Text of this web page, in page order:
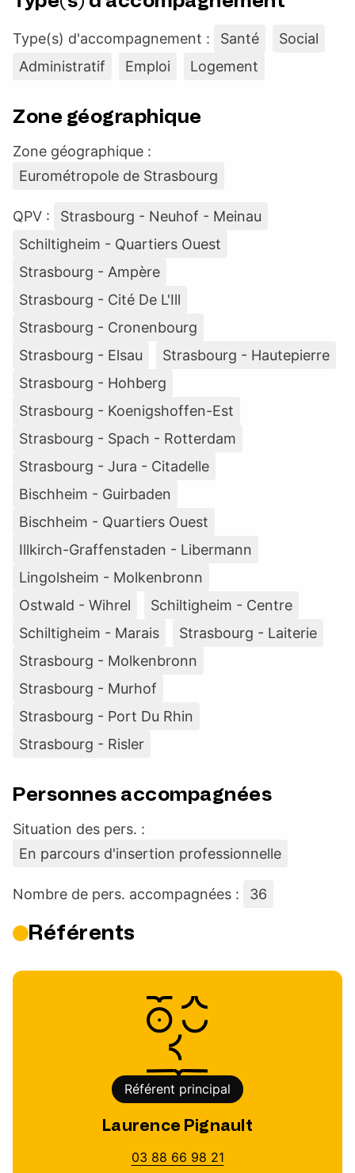
Type(s) d'accompagnement : Santé
Social
Administratif
Emploi Logement
Zone géographique
Zone géographique :
Eurométropole de Strasbourg
QPV :
Strasbourg - Neuhof - Meinau
Schiltigheim - Quartiers Ouest
Strasbourg - Ampère
Strasbourg - Cité De L'Ill
Strasbourg - Cronenbourg
Strasbourg - Elsau
Strasbourg - Hautepierre
Strasbourg - Hohberg
Strasbourg - Koenigshoffen-Est
Strasbourg - Spach - Rotterdam
Strasbourg - Jura - Citadelle
Bischheim - Guirbaden
Bischheim - Quartiers Ouest
Illkirch-Graffenstaden - Libermann
Lingolsheim - Molkenbronn
Ostwald - Wihrel
Schiltigheim - Centre
Schiltigheim - Marais
Strasbourg - Laiterie
Strasbourg - Molkenbronn
Strasbourg - Murhof
Strasbourg - Port Du Rhin
Strasbourg - Risler
Personnes accompagnées
Situation des pers. :
En parcours d'insertion professionnelle
Nombre de pers. accompagnées : 36
Référents
Référent principal
Laurence Pignault
03 88 66 98 21